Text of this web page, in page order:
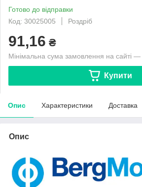
Готово до відправки
Код: 30025005
Роздріб
91,16 ₴
Мінімальна сума замовлення на сайті
Купити
Опис Характеристики Доставка
Опис